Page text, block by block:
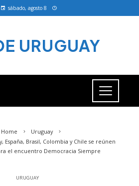
sábado, agosto 8
URUGUAY
Home
Uruguay
España, Brasil, Colombia y Chile se reúnen
el encuentro Democracia Siempre
URUGUAY